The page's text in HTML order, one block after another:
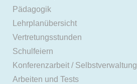
Pädagogik
Lehrplanübersicht
Vertretungsstunden
Schulfeiern
Konferenzarbeit / Selbstverwaltung
Arbeiten und Tests